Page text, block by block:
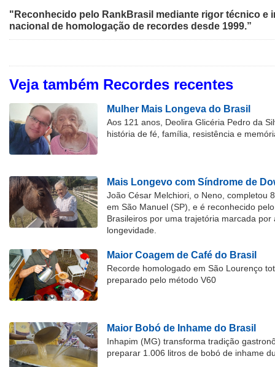
"Reconhecido pelo RankBrasil mediante rigor técnico e
nacional de homologação de recordes desde 1999.”
Veja também Recordes recentes
Mulher Mais Longeva do Brasil
Aos 121 anos, Deolira Glicéria Pedro da
história de fé, família, resistência e
Mais Longevo com Síndrome de
João César Melchiori, o Neno, completou
em São Manuel (SP), e é reconhecido
Brasileiros por uma trajetória marcada por
longevidade.
Maior Coagem de Café do Brasil
Recorde homologado em São Lourenço
preparado pelo método V60
Maior Bobó de Inhame do Brasil
Inhapim (MG) transforma tradição
preparar 1.006 litros de bobó de inhame